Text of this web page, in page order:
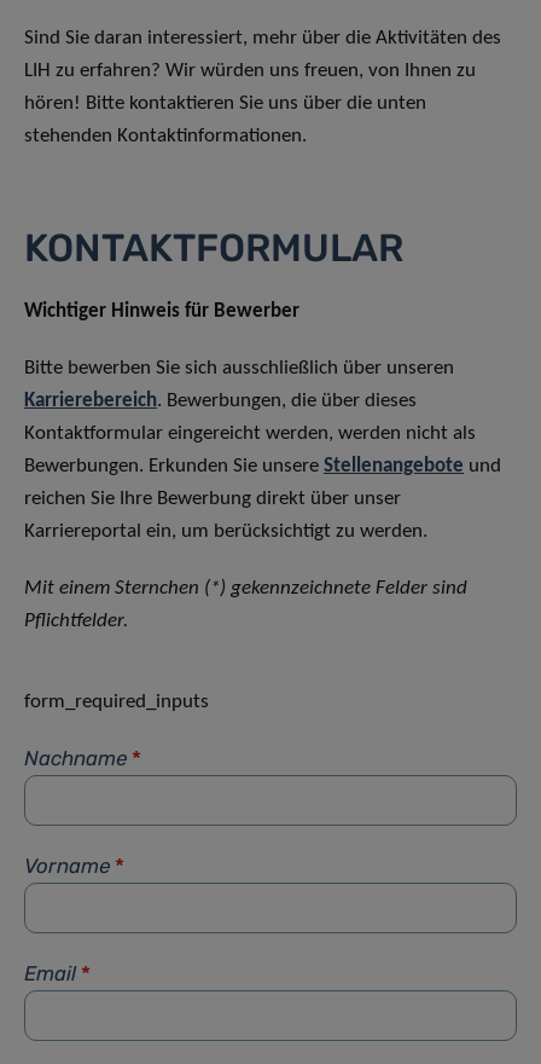
Sind Sie daran interessiert, mehr über die Aktivitäten des
LIH zu erfahren? Wir würden uns freuen, von Ihnen zu
hören! Bitte kontaktieren Sie uns über die unten
stehenden Kontaktinformationen.
KONTAKTFORMULAR
Wichtiger Hinweis für Bewerber
Bitte bewerben Sie sich ausschließlich über unseren
Karrierebereich. Bewerbungen, die über dieses
Kontaktformular eingereicht werden, werden nicht als
Bewerbungen. Erkunden Sie unsere Stellenangebote und
reichen Sie Ihre Bewerbung direkt über unser
Karriereportal ein, um berücksichtigt zu werden.
Mit einem Sternchen (*) gekennzeichnete Felder sind
Pflichtfelder.
form_required_inputs
Nachname *
Vorname *
Email *